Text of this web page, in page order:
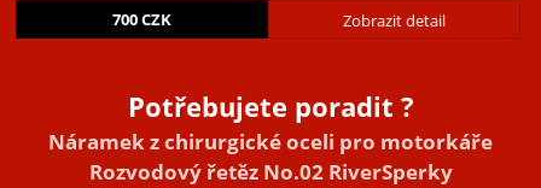
Zobrazit detail
700CZK
Potřebujete poradit ?
Náramek z chirurgické oceli pro motorkáře
Rozvodový řetěz No.02 RiverSperky